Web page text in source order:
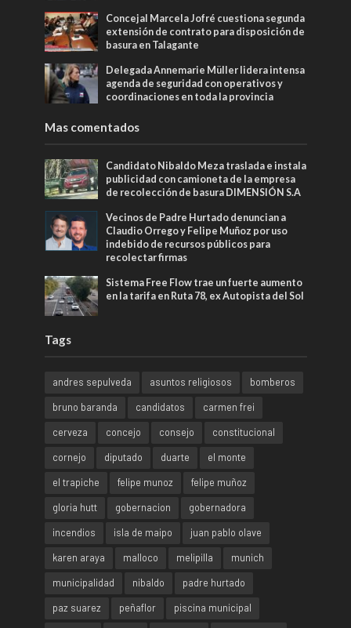
Concejal Marcela Jofré cuestiona segunda
extensión de contrato para disposición de
basura en Talagante
Delegada Annemarie Müller lidera intensa
agenda de seguridad con operativos y
coordinaciones en toda la provincia
Mas comentados
Candidato Nibaldo Meza traslada e instala
publicidad con camioneta de la empresa
de recolección de basura DIMENSIÓN S.A
Vecinos de Padre Hurtado denuncian a
Claudio Orrego y Felipe Muñoz por uso
indebido de recursos públicos para
recolectar firmas
Sistema Free Flow trae un fuerte aumento
en la tarifa en Ruta 78, ex Autopista del Sol
Tags
andres sepulveda asuntos religiosos
bomberos
bruno baranda
candidatos
carmen frei
cerveza
concejo consejo
constitucional
cornejo
diputado duarte
el monte
el trapiche
felipe munoz
felipe muñoz
gloria hutt
gobernacion
gobernadora
incendios
isla de maipo
juan pablo olave
karen araya
malloco melipilla
munich
municipalidad
nibaldo
padre hurtado
paz suarez
peñaflor
piscina municipal